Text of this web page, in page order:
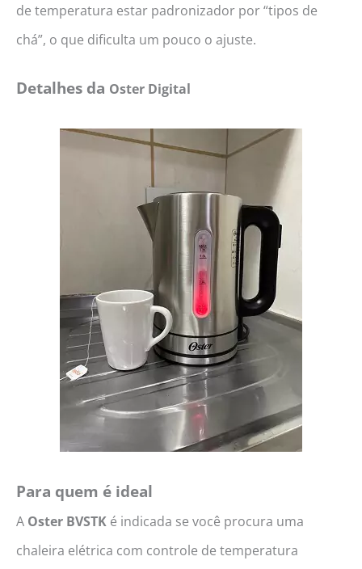
de temperatura estar padronizador por “tipos de
chá”, o que dificulta um pouco o ajuste.
Detalhes da Oster Digital
Para quem é ideal
A Oster BVSTK é indicada se você procura uma
chaleira elétrica com controle de temperatura